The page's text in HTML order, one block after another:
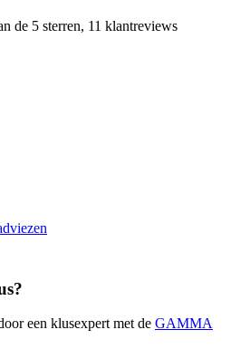
de 5 sterren, 11 klantreviews
een klusexpert met de GAMMA